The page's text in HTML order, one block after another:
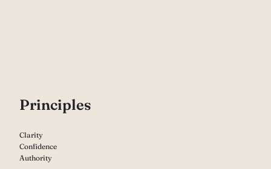
Principles
Clarity
Confidence
Authority